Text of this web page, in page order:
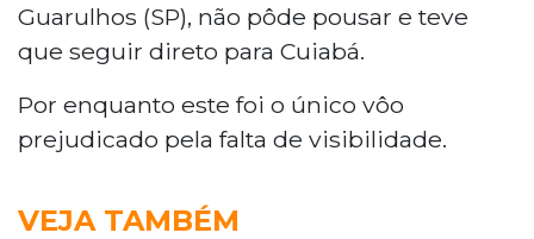
Guarulhos (SP), não pôde pousar e teve
que seguir direto para Cuiabá.
Por enquanto este foi o único vôo
prejudicado pela falta de visibilidade.
VEJA TAMBÉM